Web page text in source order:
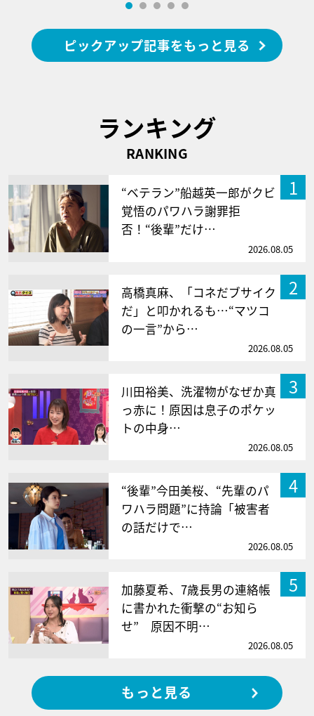
ピックアップ記事をもっと見る
ランキング
RANKING
1
“ベテラン”船越英一郎がクビ
覚悟のパワハラ謝罪拒
否！“後輩”だけ…
2026.08.05
2
高橋真麻、「コネだブサイク
だ」と叩かれるも…“マツコ
の一言”から…
2026.08.05
3
川田裕美、洗濯物がなぜか真
っ赤に！原因は息子のポケッ
トの中身…
2026.08.05
4
“後輩”今田美桜、“先輩のパ
ワハラ問題”に持論「被害者
の話だけで…
2026.08.05
5
加藤夏希、7歳長男の連絡帳
に書かれた衝撃の“お知ら
せ” 原因不明…
2026.08.05
もっと見る